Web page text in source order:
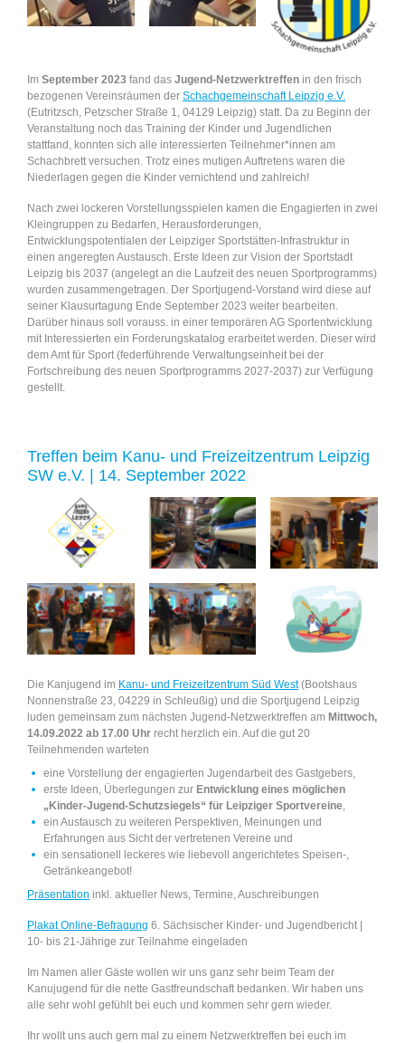
Im September 2023 fand das Jugend-Netzwerktreffen in den frisch
bezogenen Vereinsräumen der Schachgemeinschaft Leipzig e.V.
(Eutritzsch, Petzscher Straße 1, 04129 Leipzig) statt. Da zu Beginn der
Veranstaltung noch das Training der Kinder und Jugendlichen
stattfand, konnten sich alle interessierten Teilnehmer*innen am
Schachbrett versuchen. Trotz eines mutigen Auftretens waren die
Niederlagen gegen die Kinder vernichtend und zahlreich!
Nach zwei lockeren Vorstellungsspielen kamen die Engagierten in zwei
Kleingruppen zu Bedarfen, Herausforderungen,
Entwicklungspotentialen der Leipziger Sportstätten-Infrastruktur in
einen angeregten Austausch. Erste Ideen zur Vision der Sportstadt
Leipzig bis 2037 (angelegt an die Laufzeit des neuen Sportprogramms)
wurden zusammengetragen. Der Sportjugend-Vorstand wird diese auf
seiner Klausurtagung Ende September 2023 weiter bearbeiten.
Darüber hinaus soll vorauss. in einer temporären AG Sportentwicklung
mit Interessierten ein Forderungskatalog erarbeitet werden. Dieser wird
dem Amt für Sport (federführende Verwaltungseinheit bei der
Fortschreibung des neuen Sportprogramms 2027-2037) zur Verfügung
gestellt.
Treffen beim Kanu- und Freizeitzentrum Leipzig
SW e.V. | 14. September 2022
Die Kanjugend im Kanu- und Freizeitzentrum Süd West(Bootshaus
Nonnenstraße 23, 04229 in Schleußig) und die Sportjugend Leipzig
luden gemeinsam zum nächsten Jugend-Netzwerktreffen am Mittwoch,
14.09.2022 ab 17.00 Uhr recht herzlich ein. Auf die gut 20
Teilnehmenden warteten
eine Vorstellung der engagierten Jugendarbeit des Gastgebers,
erste Ideen, Überlegungen zur Entwicklung eines möglichen
„Kinder-Jugend-Schutzsiegels“ für Leipziger Sportvereine,
ein Austausch zu weiteren Perspektiven, Meinungen und
Erfahrungen aus Sicht der vertretenen Vereine und
ein sensationell leckeres wie liebevoll angerichtetes Speisen-,
Getränkeangebot!
Präsentation inkl. aktueller News, Termine, Auschreibungen
Plakat Online-Befragung 6. Sächsischer Kinder- und Jugendbericht |
10- bis 21-Jährige zur Teilnahme eingeladen
Im Namen aller Gäste wollen wir uns ganz sehr beim Team der
Kanujugend für die nette Gastfreundschaft bedanken. Wir haben uns
alle sehr wohl gefühlt bei euch und kommen sehr gern wieder.
Ihr wollt uns auch gern mal zu einem Netzwerktreffen bei euch im
Newsarchiv
Newsletter